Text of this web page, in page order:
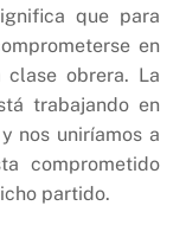
que para
en
obrera. La
trabajando en
nos uniríamos a
comprometido
partido.